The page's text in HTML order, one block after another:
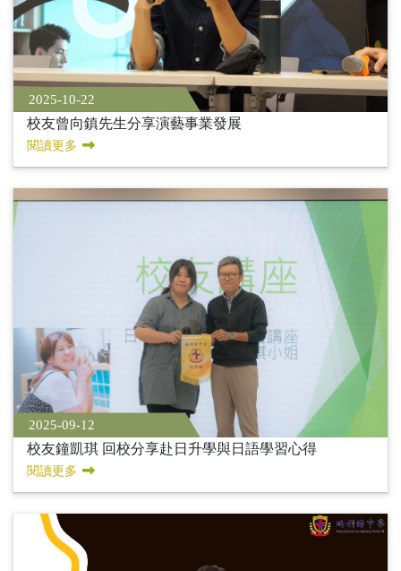
2025-10-22
校友曾向鎮先生分享演藝事業發展
閱讀更多
2025-09-12
校友鐘凱琪 回校分享赴日升學與日語學習心得
閱讀更多